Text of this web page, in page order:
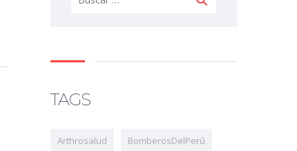
TAGS
Arthrosalud BomberosDelPerú